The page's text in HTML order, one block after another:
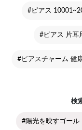
#ピアス
#ピアス 片耳
#ピアスチャーム 健
検
#陽光を映すゴール